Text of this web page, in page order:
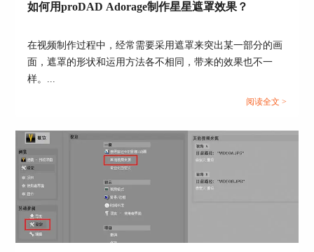
同时，在属性设置界面右侧，还有“Tile
和垂直分镜，默认值都是1。现在，小编修改水平
分镜为2，如下图5，此时的视频预览界面中，视频
变为左右两个分镜，这就是关于视频属性设置界面
的所有设置内容。最后，点击“Ok”保存设置或者点
如何用proDAD Adorage制作星星遮罩效果？
在视频制作过程中，经常需要采用遮罩来突出某一部分的画
面，遮罩的形状和运用方法各不相同，带来的效果也不一
样。...
阅读全文 >